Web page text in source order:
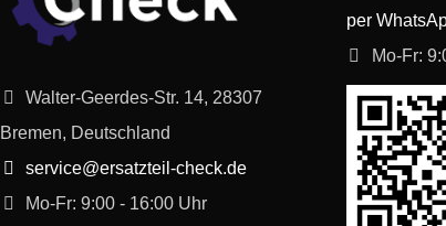
Walter-Geerdes-Str. 14, 28307
Bremen, Deutschland
service@ersatzteil-check.de
Mo-Fr: 9:00 - 16:00 Uhr
per
Mo-Fr: